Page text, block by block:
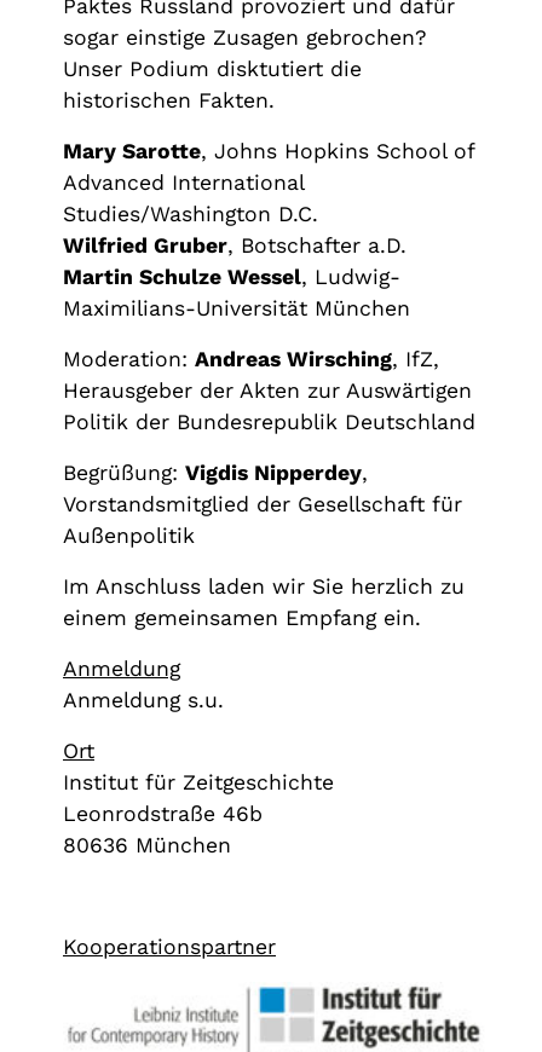
Paktes Russland provoziert und dafür
sogar einstige Zusagen gebrochen?
Unser Podium disktutiert die
historischen Fakten.
Mary Sarotte, Johns Hopkins School of
Advanced International
Studies/Washington D.C.
Wilfried Gruber, Botschafter a.D.
Martin Schulze Wessel, Ludwig-
Maximilians-Universität München
Moderation: Andreas Wirsching, IfZ,
Herausgeber der Akten zur Auswärtigen
Politik der Bundesrepublik Deutschland
Begrüßung: Vigdis Nipperdey,
Vorstandsmitglied der Gesellschaft für
Außenpolitik
Im Anschluss laden wir Sie herzlich zu
einem gemeinsamen Empfang ein.
Anmeldung
Anmeldung s.u.
Ort
Institut für Zeitgeschichte
Leonrodstraße 46b
80636 München
Kooperationspartner